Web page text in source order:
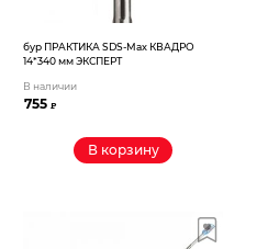
бур ПРАКТИКА SDS-Max КВАДРО
14*340 мм ЭКСПЕРТ
В наличии
755₽
В корзину